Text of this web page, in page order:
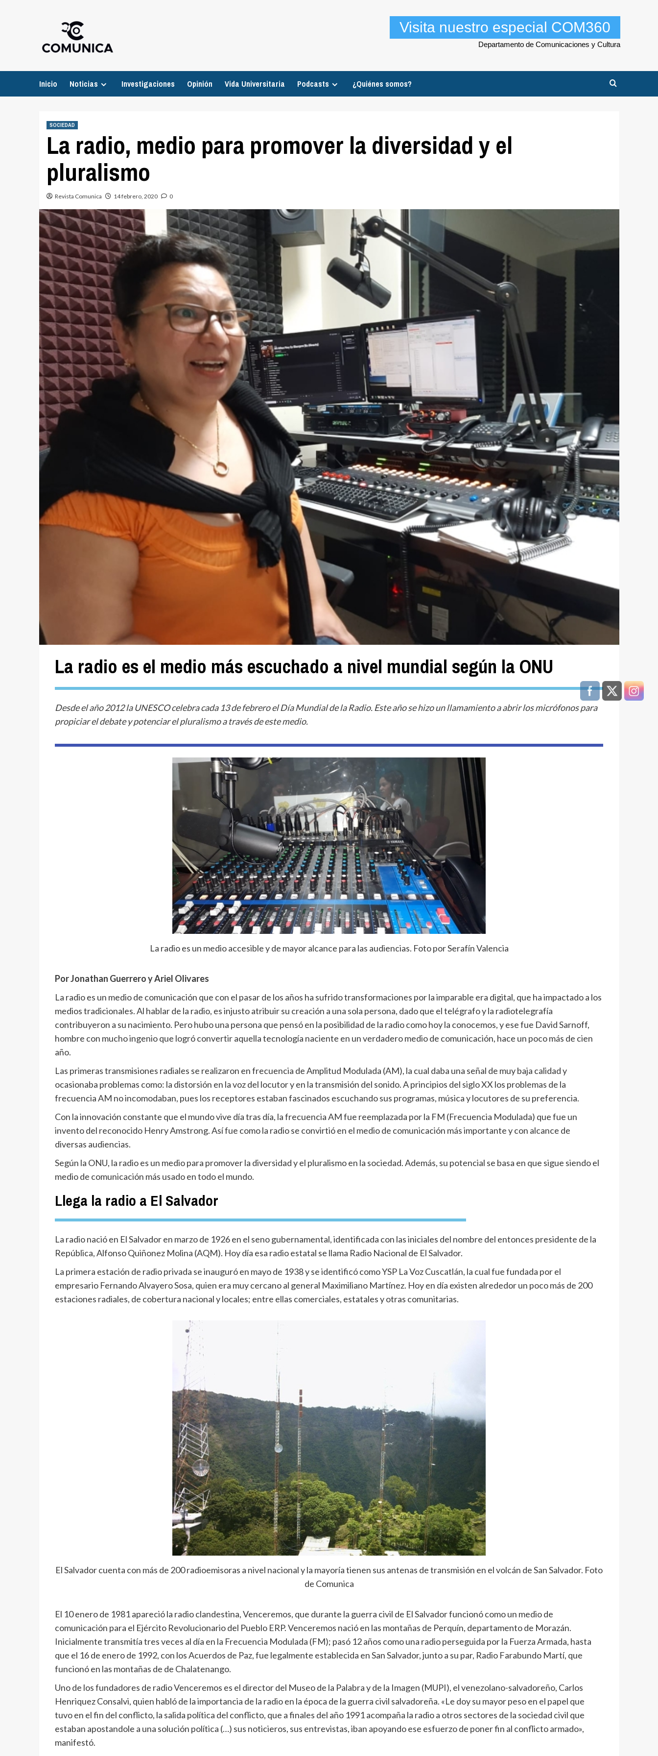
Inicio Noticias Investigaciones Opinión Vida Universitaria Podcasts ¿Quiénes somos?
SOCIEDAD
La radio, medio para promover la diversidad y el
pluralismo
Revista Comunica 14 febrero, 2020 0
La radio es el medio más escuchado a nivel mundial según la ONU
Desde el año 2012 la UNESCO celebra cada 13 de febrero el Día Mundial de la Radio. Este año se hizo un llamamiento a abrir los micrófonos para
propiciar el debate y potenciar el pluralismo a través de este medio.
La radio es un medio accesible y de mayor alcance para las audiencias. Foto por Serafín Valencia
Por Jonathan Guerrero y Ariel Olivares
La radioes un medio de comunicación que con el pasar de los años ha sufrido transformaciones por la imparable era digital, que ha impactado a los
medios tradicionales.Al hablar de la radio, es injusto atribuir su creación a una sola persona, dado que el telégrafo y la radiotelegrafía
contribuyeron a su nacimiento. Pero hubo una persona que pensó en la posibilidad de la radio como hoy la conocemos, y ese fue David Sarnoff,
hombre con mucho ingenio que logró convertir aquella tecnología naciente en un verdadero medio de comunicación, hace un poco más de cien
año.
Las primeras transmisiones radiales se realizaron en frecuencia de Amplitud Modulada (AM), la cual daba una señal de muy baja calidad y
ocasionaba problemas como: la distorsión en la voz del locutor y en la transmisión del sonido. A principios del siglo XX los problemas de la
frecuencia AM no incomodaban, pues los receptores estaban fascinados escuchando sus programas, música y locutores de su preferencia.
Con la innovación constante que el mundo vive día tras día, la frecuencia AM fue reemplazada por la FM (Frecuencia Modulada) que fue un
invento del reconocido Henry Amstrong. Así fue como la radio se convirtió en el medio de comunicación más importante y con alcance de
diversas audiencias.
Según la ONU, la radio es un medio para promover la diversidad y el pluralismo en la sociedad. Además, su potencial se basa en que sigue siendo el
medio de comunicación más usado en todo el mundo.
Llega la radio a El Salvador
La radio nació en El Salvador en marzo de 1926 en el seno gubernamental, identificada con las iniciales del nombre del entonces presidente de la
República, Alfonso Quiñonez Molina (AQM). Hoy día esa radio estatal se llama Radio Nacional de El Salvador.
La primera estación de radio privada se inauguró en mayo de 1938 y se identificó como YSP La Voz Cuscatlán, la cual fue fundada por el
empresario Fernando Alvayero Sosa, quien era muy cercano al general Maximiliano Martínez. Hoy en día existen alrededor un poco más de 200
estaciones radiales, de cobertura nacional y locales; entre ellas comerciales, estatales y otras comunitarias.
El Salvador cuenta con más de 200 radioemisoras a nivel nacional y la mayoría tienen sus antenas de transmisión en el volcán de San Salvador. Foto
de Comunica
El 10 enero de 1981 apareció la radio clandestina, Venceremos, que durante la guerra civil de El Salvador funcionó como un medio de
comunicación para el Ejército Revolucionario del Pueblo ERP. Venceremos nació en las montañas de Perquín, departamento de Morazán.
Inicialmente transmitía tres veces al día en la Frecuencia Modulada (FM); pasó 12 años como una radio perseguida por la Fuerza Armada, hasta
que el 16 de enero de 1992, con los Acuerdos de Paz, fue legalmente establecida en San Salvador, junto a su par, Radio Farabundo Martí, que
funcionó en las montañas de de Chalatenango.
Uno de los fundadores de radio Venceremos es el director del Museo de la Palabra y de la Imagen (MUPI), el venezolano-salvadoreño, Carlos
Henriquez Consalvi, quien habló de la importancia de la radio en la época de la guerra civil salvadoreña. «Le doy su mayor peso en el papel que
tuvo en el fin del conflicto, la salida política del conflicto, que a finales del año 1991 acompaña la radio a otros sectores de la sociedad civil que
estaban apostandole a una solución política (…) sus noticieros, sus entrevistas, iban apoyando ese esfuerzo de poner fin al conflicto armado»,
manifestó.
Departamento de Comunicaciones y Cultura
Visita nuestro especial COM360